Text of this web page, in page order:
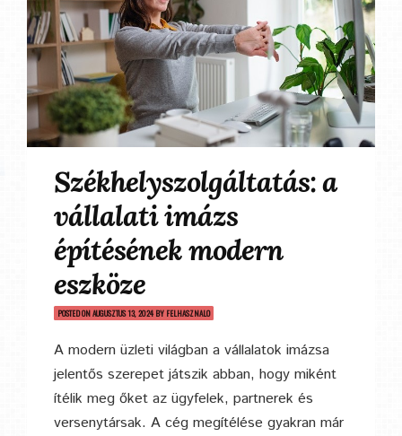
Székhelyszolgáltatás: a
vállalati imázs
építésének modern
eszköze
POSTED ONAUGUSZTUS 13, 2024BY FELHASZNALO
A modern üzleti világban a vállalatok imázsa
jelentős szerepet játszik abban, hogy miként
ítélik meg őket az ügyfelek, partnerek és
versenytársak. A cég megítélése gyakran már